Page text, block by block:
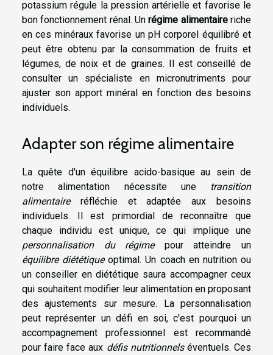
potassium régule la pression artérielle et favorise le
bon fonctionnement rénal. Unrégime alimentaireriche
en ces minéraux favorise un pH corporel équilibré et
peut être obtenu par la consommation de fruits et
légumes, de noix et de graines. Il est conseillé de
consulter un spécialiste en micronutriments pour
ajuster son apport minéral en fonction des besoins
individuels.
Adapter son régime alimentaire
La quête d'un équilibre acido-basique au sein de
notre alimentation nécessite une
transition
alimentaireréfléchie et adaptée aux besoins
individuels. Il est primordial de reconnaître que
chaque individu est unique, ce qui implique une
personnalisation du régimepour atteindre un
équilibre diététiqueoptimal. Un coach en nutrition ou
un conseiller en diététique saura accompagner ceux
qui souhaitent modifier leur alimentation en proposant
des ajustements sur mesure. La personnalisation
peut représenter un défi en soi, c'est pourquoi un
accompagnement professionnel est recommandé
pour faire face aux défis nutritionnelséventuels. Ces